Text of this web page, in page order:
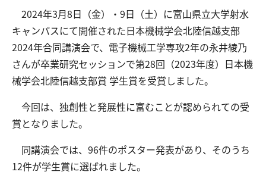
国際交流
研究・産学連携
教育・研究施設
中学生の方 在学生の方
保護者の方
交通アクセス お問い合わせ
2024年3月8日（金）・9日（土）に富山県立大学射水
キャンパスにて開催された日本機械学会北陸信越支部
2024年合同講演会で、電子機械工学専攻2年の永井綾乃
さんが卒業研究セッションで第28回（2023年度）日本機
械学会北陸信越支部賞 学生賞を受賞しました。
今回は、独創性と発展性に富むことが認められての受
賞となりました。
同講演会では、96件のポスター発表があり、そのうち
12件が学生賞に選ばれました。